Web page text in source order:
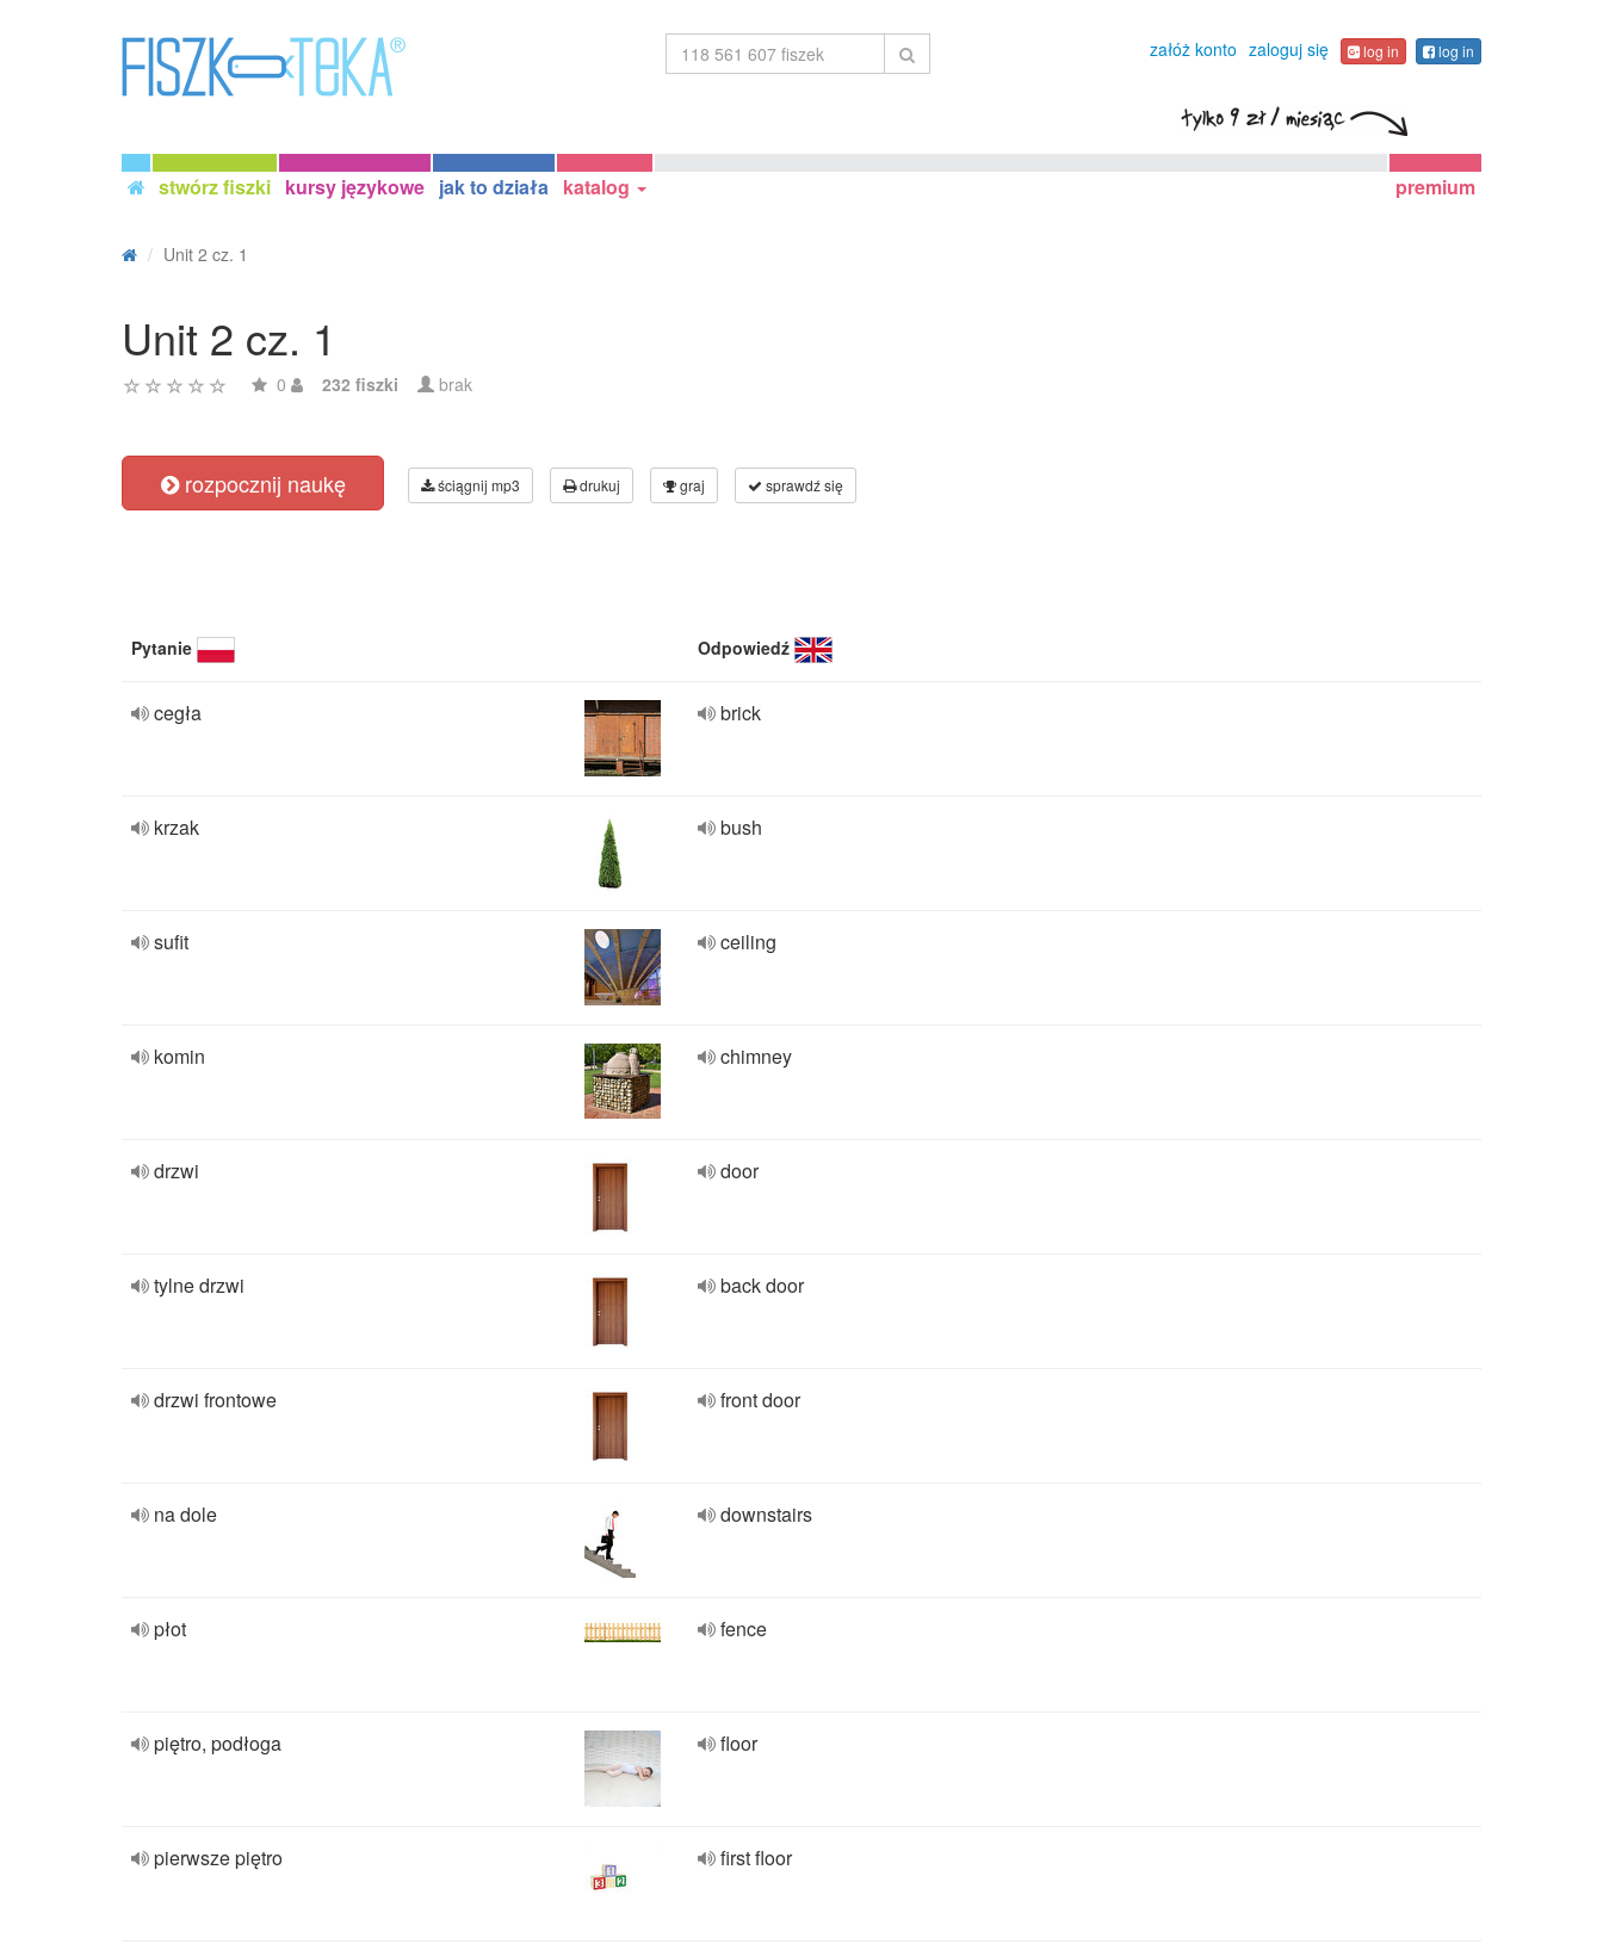
załóż konto zaloguj się log in log in
stwórz fiszki kursy językowe jak to działa katalog premium
Unit 2 cz. 1
Unit 2 cz. 1
0 232 fiszki brak
rozpocznij naukę ściągnij mp3 drukuj graj sprawdź się
Pytanie Odpowiedź
cegła brick
krzak bush
sufit ceiling
komin chimney
drzwi door
tylne drzwi back door
drzwi frontowe front door
na dole downstairs
płot fence
piętro, podłoga floor
pierwsze piętro first floor